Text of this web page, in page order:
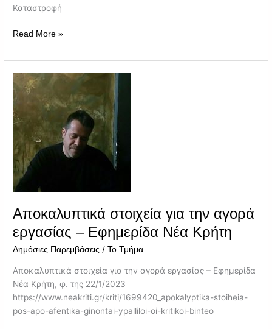
Καταστροφή
Read More »
Αποκαλυπτικά στοιχεία για την αγορά
εργασίας – Εφημερίδα Νέα Κρήτη
Δημόσιες Παρεμβάσεις /Το Τμήμα
Αποκαλυπτικά στοιχεία για την αγορά εργασίας – Εφημερίδα
Νέα Κρήτη, φ. της 22/1/2023
https://www.neakriti.gr/kriti/1699420_apokalyptika-stoiheia-
pos-apo-afentika-ginontai-ypalliloi-oi-kritikoi-binteo
Αποκαλυπτικά
στοιχεία
για
την
αγορά
εργασίας
–
Εφημερίδα
Νέα